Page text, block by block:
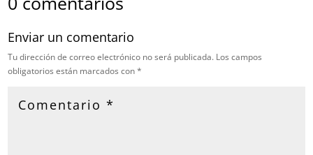
Enviar un comentario
Tu dirección de correo electrónico no será publicada. Los campos
obligatorios están marcados con*